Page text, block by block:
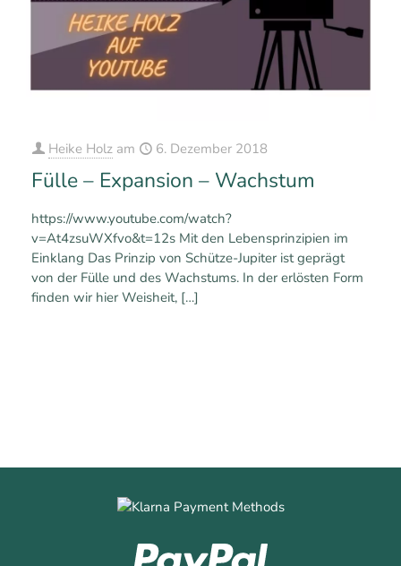
Heike Holz am 6. Dezember 2018
Fülle – Expansion – Wachstum
https://www.youtube.com/watch?
v=At4zsuWXfvo&t=12s Mit den Lebensprinzipien im
Einklang Das Prinzip von Schütze-Jupiter ist geprägt
von der Fülle und des Wachstums. In der erlösten Form
finden wir hier Weisheit, […]